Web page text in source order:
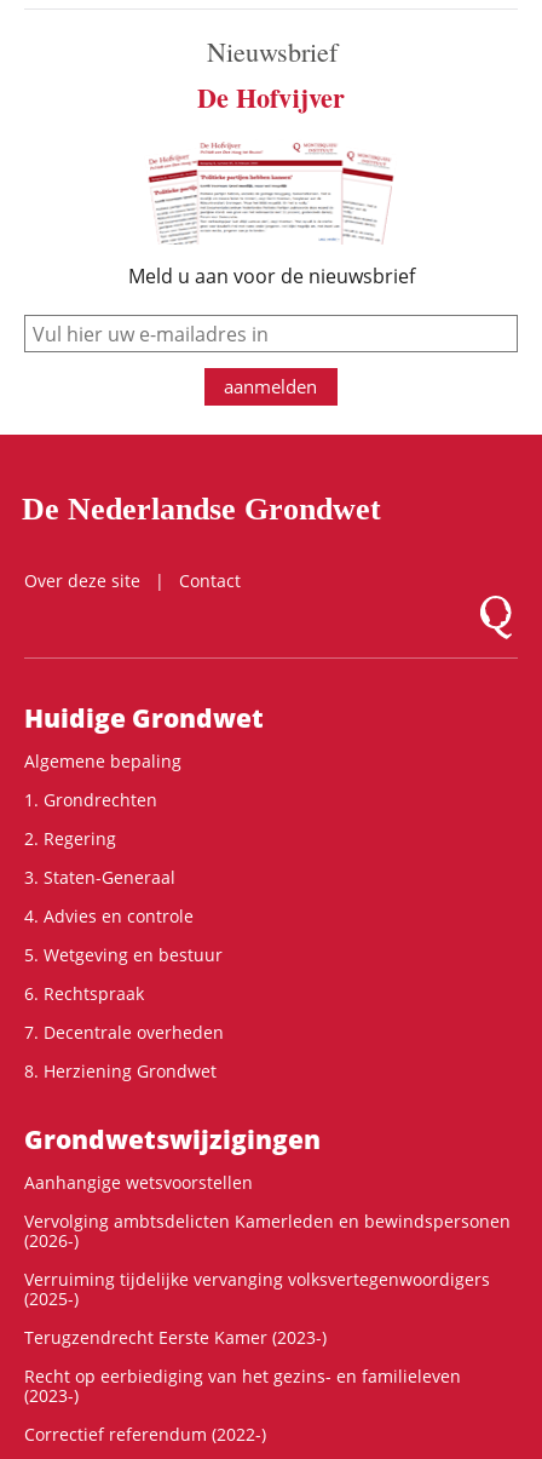
Nieuwsbrief
De Hofvijver
Meld u aan voor de nieuwsbrief
e-mail
aanmelden
De Nederlandse Grondwet
Over deze site
Contact
Logo
Hoofdnavigatie
Huidige Grondwet
Algemene bepaling
1. Grondrechten
2. Regering
3. Staten-Generaal
4. Advies en controle
5. Wetgeving en bestuur
6. Rechtspraak
7. Decentrale overheden
8. Herziening Grondwet
Grondwets­wijzigingen
Aanhangige wetsvoorstellen
Vervolging ambtsdelicten Kamerleden en bewindspersonen
(2026-)
Verruiming tijdelijke vervanging volksvertegenwoordigers
(2025-)
Terugzendrecht Eerste Kamer (2023-)
Recht op eerbiediging van het gezins- en familieleven
(2023-)
Correctief referendum (2022-)